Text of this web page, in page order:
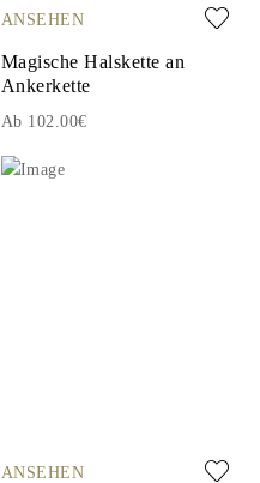
ANSEHEN
Magische Halskette an
Ankerkette
Ab 102.00€
ANSEHEN